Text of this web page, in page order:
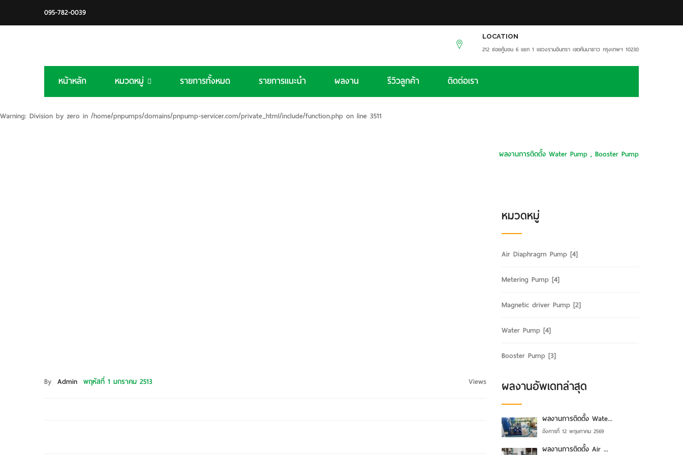
095-782-0039
LOCATION
212 ซอยคู้บอน 6 แยก 1 แขวงรามอินทรา เขตคันนายาว กรุงเทพฯ 10230
หน้าหลัก หมวดหมู่ รายการทั้งหมด รายการแนะนำ ผลงาน รีวิวลูกค้า ติดต่อเรา
Warning: Division by zero in /home/pnpumps/domains/pnpump-servicer.com/private_html/include/function.php on line 3511
ผลงานการติดตั้ง Water Pump , Booster Pump
By Admin พฤหัสที่ 1 มกราคม 2513 Views
หมวดหมู่
Air Diaphragm Pump [4]
Metering Pump [4]
Magnetic driver Pump [2]
Water Pump [4]
Booster Pump [3]
ผลงานอัพเดทล่าสุด
ผลงานการติดตั้ง Wate...
อังคารที่ 12 พฤษภาคม 2569
ผลงานการติดตั้ง Air ...